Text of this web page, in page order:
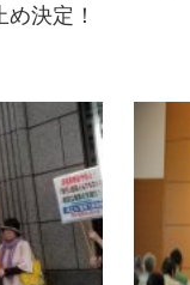
決定！